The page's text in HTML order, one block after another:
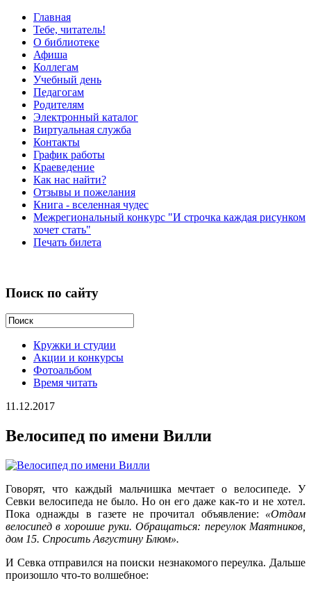
Главная
Тебе, читатель!
О библиотеке
Афиша
Коллегам
Учебный день
Педагогам
Родителям
Электронный каталог
Виртуальная служба
Контакты
График работы
Краеведение
Как нас найти?
Отзывы и пожелания
Книга - вселенная чудес
Межрегиональный конкурс "И строчка каждая рисунком
хочет стать"
Печать билета
Поиск по сайту
Кружки и студии
Акции и конкурсы
Фотоальбом
Время читать
11.12.2017
Велосипед по имени Вилли
Говорят, что каждый мальчишка мечтает о велосипеде. У
Севки велосипеда не было. Но он его даже как-то и не хотел.
Пока однажды в газете не прочитал объявление: «Отдам
велосипед в хорошие руки. Обращаться: переулок Маятников,
дом 15. Спросить Августину Блюм».
И Севка отправился на поиски незнакомого переулка. Дальше
произошло что-то волшебное: